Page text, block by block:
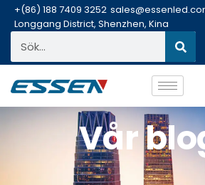
+(86) 188 7409 3252
Longgang District, Shenzhen, Kina
Vår